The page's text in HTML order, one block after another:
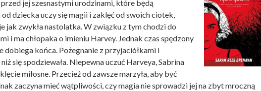
jej szesnastymi urodzinami, które będą
dziecka uczy się magii i zaklęć od swoich ciotek,
jak zwykła nastolatka. W związku z tym chodzi do
i ma chłopaka o imieniu Harvey. Jednak czas spędzony
dobiega końca. Pożegnanie z przyjaciółkami i
się spodziewała. Niepewna uczuć Harveya, Sabrina
miłosne. Przecież od zawsze marzyła, aby być
zaczyna mieć wątpliwości, czy magia nie sprowadzi jej na zbyt mroczną